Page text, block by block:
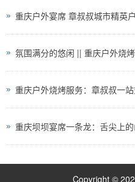
重庆户外宴席 章叔叔城市精英
重庆户外烧烤服务：章叔叔一
重庆坝坝宴席一条龙：舌尖上
Copyright ©